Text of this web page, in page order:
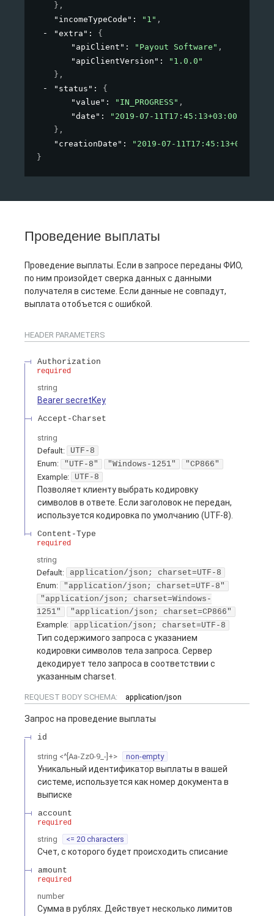
} ,
"incomeTypeCode" : "1" ,
"extra" : {
"apiClient" : "Payout Software" ,
"apiClientVersion" :
"1.0.0"
} ,
"status" : {
"value" : "IN_PROGRESS" ,
"date" :
"2019-07-11T17:45:13+03:00"
} ,
"creationDate" :
"2019-07-11T17:45:13+03:00"
}
Проведение выплаты
Проведение выплаты. Если в запросе переданы ФИО,
по ним произойдет сверка данных с данными
получателя в системе. Если данные не совпадут,
выплата отобъется с ошибкой.
HEADER PARAMETERS
Authorization
required
string
Bearer secretKey
Accept-Charset
string
Default:
UTF-8
Enum: "UTF-8" "Windows-1251"
"CP866"
Example:
UTF-8
Позволяет клиенту выбрать кодировку
символов в ответе. Если заголовок не передан,
используется кодировка по умолчанию (UTF-8).
Content-Type
required
string
Default:
application/json; charset=UTF-8
Enum:
"application/json; charset=UTF-8"
"application/json; charset=Windows-
1251"
"application/json; charset=CP866"
Example:
application/json; charset=UTF-8
Тип содержимого запроса с указанием
кодировки символов тела запроса. Сервер
декодирует тело запроса в соответствии с
указанным charset.
REQUEST BODY SCHEMA: application/json
Запрос на проведение выплаты
id
string <^[Aa-Zz0-9_-]+> non-empty
Уникальный идентификатор выплаты в вашей
системе, используется как номер документа в
выписке
account
required
string <= 20 characters
Счет, с которого будет происходить списание
amount
required
number
Сумма в рублях. Действует несколько лимитов